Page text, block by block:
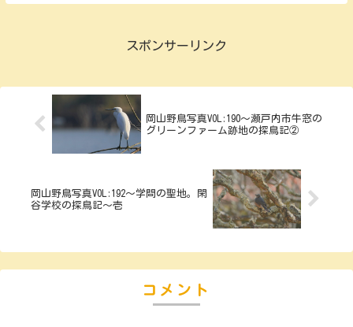
スポンサーリンク
岡山野鳥写真VOL:190～瀬戸内市牛窓の
グリーンファーム跡地の探鳥記②
岡山野鳥写真VOL:192～学問の聖地。閑
谷学校の探鳥記～壱
コメント